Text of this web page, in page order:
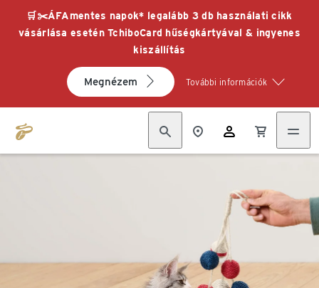
🛒✂️ÁFAmentes napok* legalább 3 db használati cikk
vásárlása esetén TchiboCard hűségkártyával & ingyenes
kiszállítás
Megnézem További információk